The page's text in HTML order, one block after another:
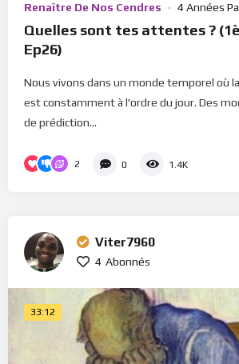
Renaître De Nos Cendres 4 Années
Quelles sont tes attentes ?
Ep26)
Nous vivons dans un monde temporel où
est constamment à l'ordre du jour. Des
de prédiction...
2 0 1.4K
Viter7960
4 Abonnés
33:12